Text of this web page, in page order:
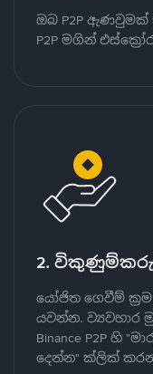
ඔබ P2P ඇණවුමක්
P2P මගින්
2.
යෝජිත ගෙවීම්
යවන්න. ව්‍යවහාර
Binance P2P හි
දෙන්න" ක්ලික්